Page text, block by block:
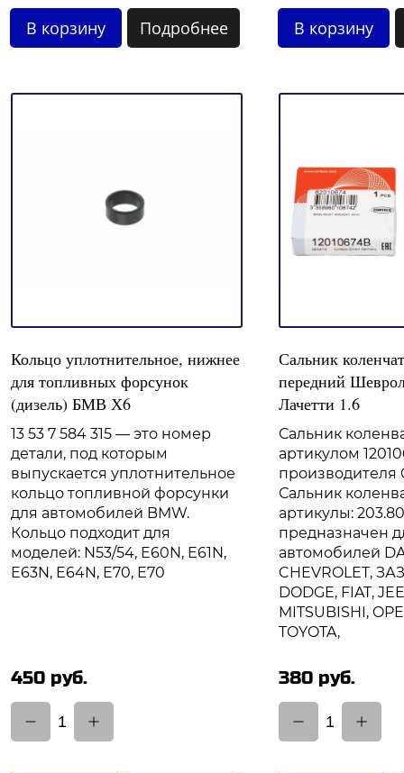
В корзину Подробнее В корзину
Кольцо уплотнительное, нижнее
для топливных форсунок
(дизель) БМВ Х6
13 53 7 584 315 — это номер
детали, под которым
выпускается уплотнительное
кольцо топливной форсунки
для автомобилей BMW.
Кольцо подходит для
моделей: N53/54, E60N, E61N,
E63N, E64N, E70, E70
450 руб.
1
Сальник
передний
Лачетти 1.6
Сальник
артикулом
производителя
Сальник
артикулы:
предназначен
автомобилей
CHEVROLET,
DODGE, FIAT,
MITSUBISHI,
TOYOTA,
380 руб.
1